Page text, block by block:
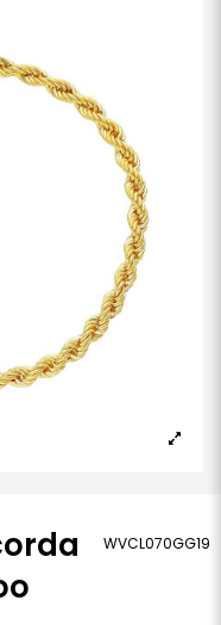
WVCL070GG19